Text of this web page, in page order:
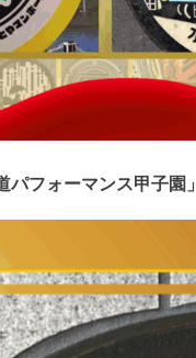
フォーマンス甲子園」